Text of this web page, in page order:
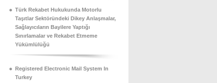
Türk Rekabet Hukukunda Motorlu
Taşıtlar Sektöründeki Dikey Anlaşmalar,
Sağlayıcıların Bayilere Yaptığı
Sınırlamalar ve Rekabet Etmeme
Yükümlülüğü
Registered Electronic Mail System In
Turkey